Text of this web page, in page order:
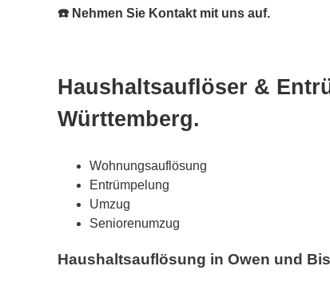
☎️ Nehmen Sie Kontakt mit uns auf.
Haushaltsauflöser &
Württemberg.
Wohnungsauflösung
Entrümpelung
Umzug
Seniorenumzug
Haushaltsauflösung in Owen und